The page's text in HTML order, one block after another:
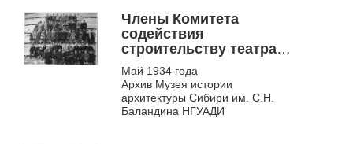
по обрешетке гладко
выструганной рейкой, а сверху
это деревянное покрытие было
смазано...
Члены Комитета
содействия
строительству театра,
руководство стройки,
технический персонал и
рабочие после
опускания ферм купола
Май 1934 года
Архив Музея истории
архитектуры Сибири им. С.Н.
Баландина НГУАДИ